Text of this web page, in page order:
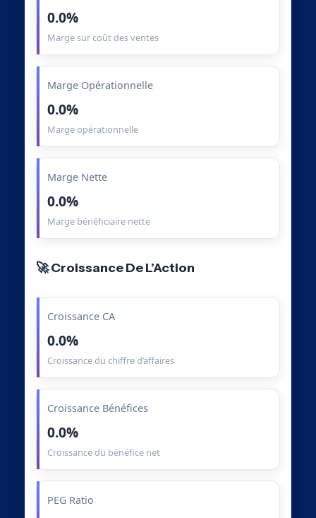
0.0%
Marge sur coût des ventes
Marge Opérationnelle
0.0%
Marge opérationnelle
Marge Nette
0.0%
Marge bénéficiaire nette
🚀 Croissance De L’Action
Croissance CA
0.0%
Croissance du chiffre d’affaires
Croissance Bénéfices
0.0%
Croissance du bénéfice net
PEG Ratio